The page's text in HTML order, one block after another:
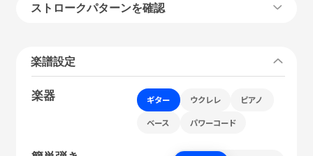
ストロークパターンを確認
楽譜設定
楽器 ギター ウクレレ ピアノ
ベース パワーコード